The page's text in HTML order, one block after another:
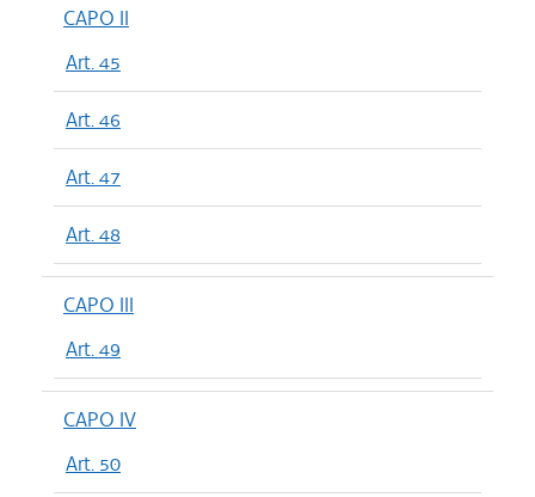
CAPO II
Art. 45
Art. 46
Art. 47
Art. 48
CAPO III
Art. 49
CAPO IV
Art. 50